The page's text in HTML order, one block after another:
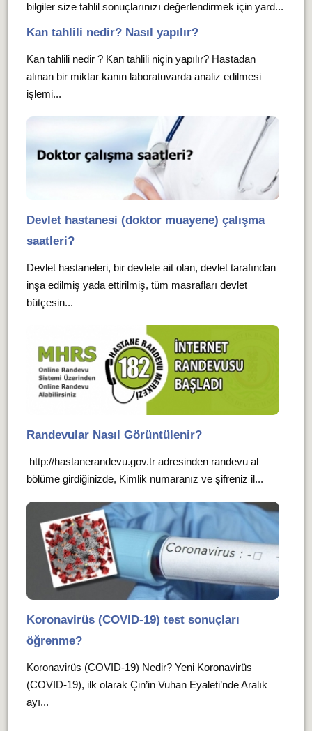
bilgiler size tahlil sonuçlarınızı değerlendirmek için yard...
Kan tahlili nedir? Nasıl yapılır?
Kan tahlili nedir ? Kan tahlili niçin yapılır? Hastadan
alınan bir miktar kanın laboratuvarda analiz edilmesi
işlemi...
Devlet hastanesi (doktor muayene) çalışma
saatleri?
Devlet hastaneleri, bir devlete ait olan, devlet tarafından
inşa edilmiş yada ettirilmiş, tüm masrafları devlet
bütçesin...
Randevular Nasıl Görüntülenir?
http://hastanerandevu.gov.tr adresinden randevu al
bölüme girdiğinizde, Kimlik numaranız ve şifreniz il...
Koronavirüs (COVID-19) test sonuçları
öğrenme?
Koronavirüs (COVID-19) Nedir? Yeni Koronavirüs
(COVID-19), ilk olarak Çin’in Vuhan Eyaleti’nde Aralık
ayı...